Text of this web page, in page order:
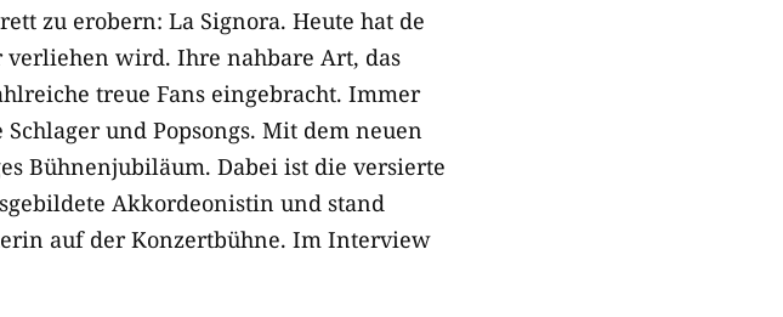
zu erobern: La Signora. Heute hat de
verliehen wird. Ihre nahbare Art, das
treue Fans eingebracht. Immer
und Popsongs. Mit dem neuen
Bühnenjubiläum. Dabei ist die versierte
Akkordeonistin und stand
auf der Konzertbühne. Im Interview